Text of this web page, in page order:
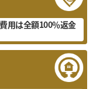
用は全額100％返金